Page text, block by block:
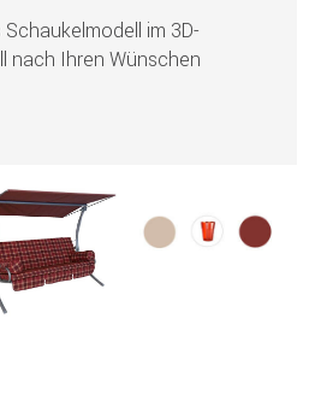
im 3D-
nach Ihren Wünschen